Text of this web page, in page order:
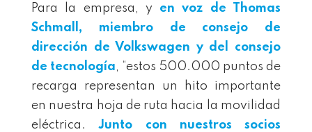
Para la empresa, y en voz de Thomas
Schmall, miembro de consejo de
dirección de Volkswagen y del consejo
de tecnología, “estos 500.000 puntos de
recarga representan un hito importante
en nuestra hoja de ruta hacia la movilidad
eléctrica.Junto con nuestros socios